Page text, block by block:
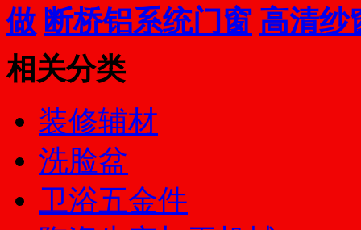
做 断桥铝系统门窗 高清纱
相关分类
装修辅材
洗脸盆
卫浴五金件